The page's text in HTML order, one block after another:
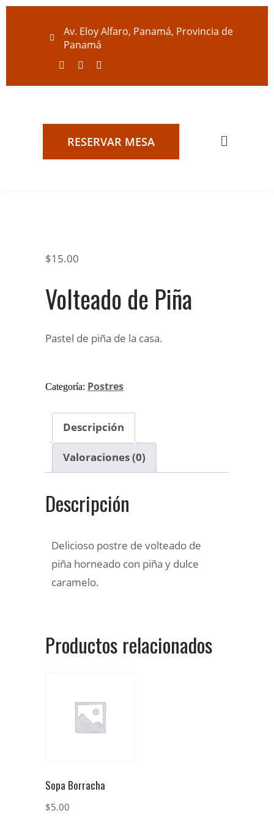
Av. Eloy Alfaro, Panamá, Provincia de
Panamá
RESERVAR MESA
$15.00
Volteado de Piña
Pastel de piña de la casa.
Categoría: Postres
Descripción
Valoraciones (0)
Descripción
Delicioso postre de volteado de
piña horneado con piña y dulce
caramelo.
Productos relacionados
Sopa Borracha
$5.00